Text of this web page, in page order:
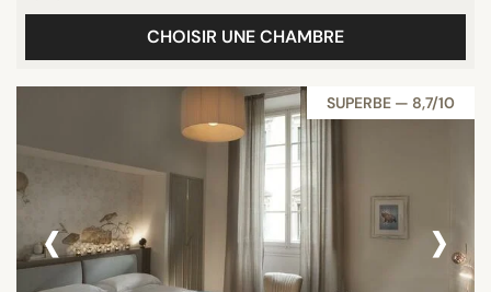
CHOISIR UNE CHAMBRE
SUPERBE — 8,7/10
‹ ›